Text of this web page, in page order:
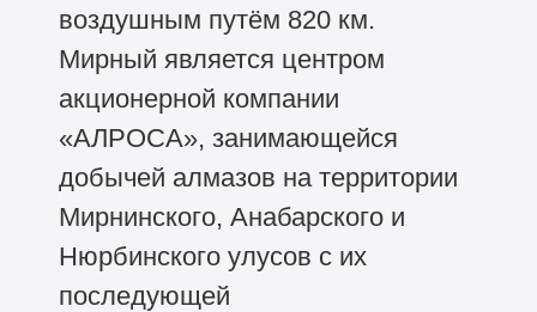
воздушным путём 820 км.
Мирный является центром
акционерной компании
«АЛРОСА», занимающейся
добычей алмазов на территории
Мирнинского, Анабарского и
Нюрбинского улусов с их
последующей